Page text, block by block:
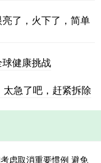
了，火下了，简单
健康挑战
急了吧，赶紧拆除
虑取消重要惯例 避免